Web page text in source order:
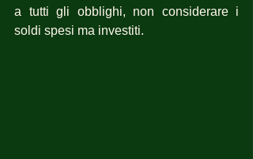
a tutti gli obblighi, non considerare i
soldi spesi ma investiti.